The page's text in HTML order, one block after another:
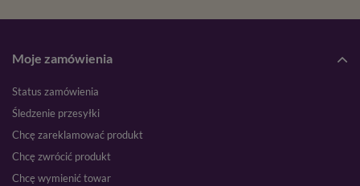
Moje zamówienia
Status zamówienia
Śledzenie przesyłki
Chcę zareklamować produkt
Chcę zwrócić produkt
Chcę wymienić towar